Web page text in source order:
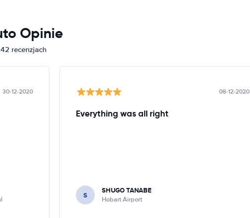
Opinie
recenzjach
30-12-2020 08-12-2020
Everything was all right
S SHUGO TANABE
Hobart Airport